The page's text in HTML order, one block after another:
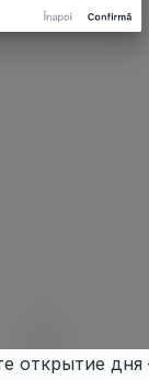
открытие